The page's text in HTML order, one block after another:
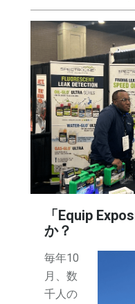
「Equip
か？
毎年10
月、数
千人の